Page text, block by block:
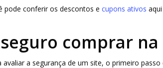
pode conferir os descontos e cupons ativos
seguro comprar na
avaliar a segurança de um site, o primeiro